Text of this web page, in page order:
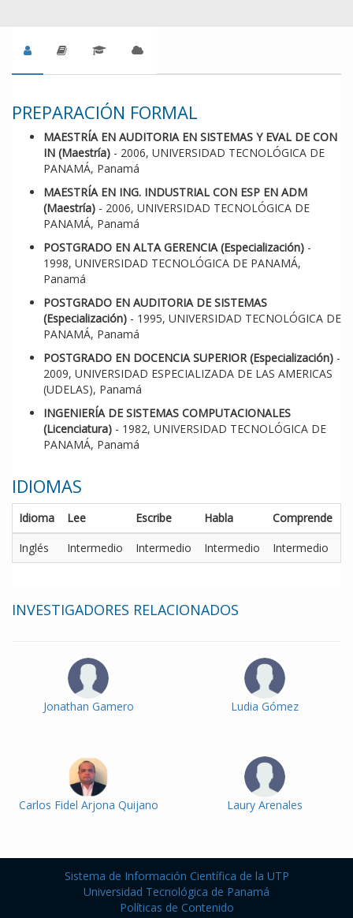
PREPARACIÓN FORMAL
MAESTRÍA EN AUDITORIA EN SISTEMAS Y EVAL DE CON
IN (Maestría) - 2006, UNIVERSIDAD TECNOLÓGICA DE
PANAMÁ, Panamá
MAESTRÍA EN ING. INDUSTRIAL CON ESP EN ADM
(Maestría) - 2006, UNIVERSIDAD TECNOLÓGICA DE
PANAMÁ, Panamá
POSTGRADO EN ALTA GERENCIA (Especialización) -
1998, UNIVERSIDAD TECNOLÓGICA DE PANAMÁ,
Panamá
POSTGRADO EN AUDITORIA DE SISTEMAS
(Especialización) - 1995, UNIVERSIDAD TECNOLÓGICA DE
PANAMÁ, Panamá
POSTGRADO EN DOCENCIA SUPERIOR (Especialización) -
2009, UNIVERSIDAD ESPECIALIZADA DE LAS AMERICAS
(UDELAS), Panamá
INGENIERÍA DE SISTEMAS COMPUTACIONALES
(Licenciatura) - 1982, UNIVERSIDAD TECNOLÓGICA DE
PANAMÁ, Panamá
IDIOMAS
Idioma Lee Escribe Habla
Comprende
Inglés
Intermedio Intermedio Intermedio Intermedio
INVESTIGADORES RELACIONADOS
Jonathan Gamero Ludia Gómez
Carlos Fidel Arjona Quijano Laury Arenales
Sistema de Información Científica de la UTP
Universidad Tecnológica de Panamá
Políticas de Contenido